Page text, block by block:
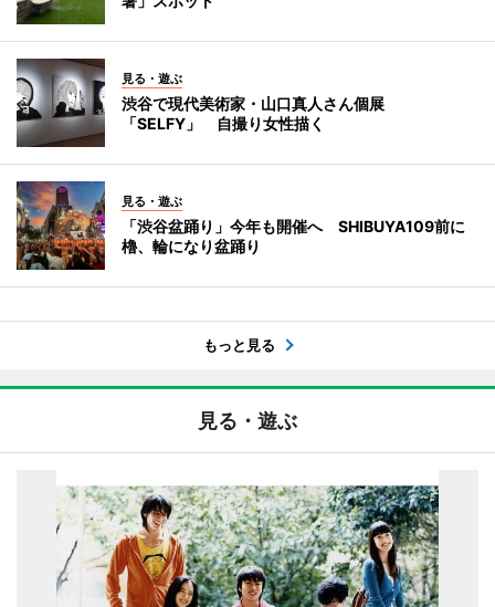
見る・遊ぶ
渋谷で現代美術家・山口真人さん個展
「SELFY」 自撮り女性描く
見る・遊ぶ
「渋谷盆踊り」今年も開催へ SHIBUYA109前に
櫓、輪になり盆踊り
もっと見る
見る・遊ぶ